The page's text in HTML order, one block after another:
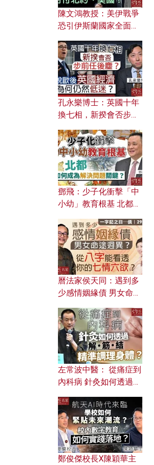
陳文鴻教授：美伊戰爭
恐引伊斯蘭國家全面反
對付北約美國？
孔永樂博士：英國十年
換七相，新揆會否步前
濟為何仍然低迷？
鄧飛：少子化衝擊「中
小幼」教育根基 北都如
曆法家侯天同：遇到多
少感情姻緣債 男女命途
的七情六欲？
左常波中醫： 從痛症到
內科病 針灸如何透過解
鄭俊傑校長X陳穎華主